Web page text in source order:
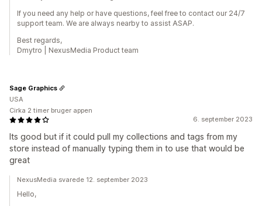
If you need any help or have questions, feel free to contact our 24/7
support team. We are always nearby to assist ASAP.
Best regards,
Dmytro | NexusMedia Product team
6. september 2023
Its good but if it could pull my collections and tags from my
store instead of manually typing them in to use that would be
great
Sage Graphics
USA
Cirka 2 timer bruger appen
NexusMedia svarede 12. september 2023
Hello,